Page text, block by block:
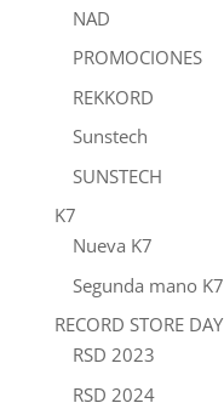
NAD
PROMOCIONES
REKKORD
Sunstech
SUNSTECH
K7
Nueva K7
Segunda mano K7
RECORD STORE DAY
RSD 2023
RSD 2024